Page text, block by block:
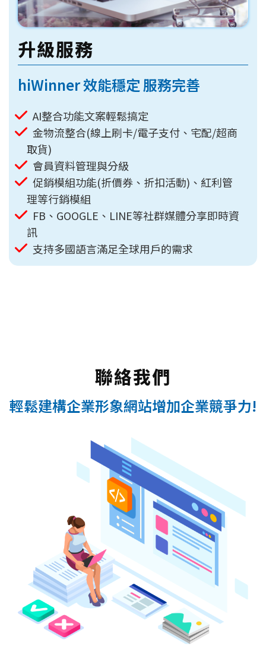
升級服務
hiWinner 效能穩定 服務完善
AI整合功能文案輕鬆搞定
金物流整合(線上刷卡/電子支付、宅配/超商
取貨)
會員資料管理與分級
促銷模組功能(折價券、折扣活動)、紅利管
理等行銷模組
FB、GOOGLE、LINE等社群媒體分享即時資
訊
支持多國語言滿足全球用戶的需求
聯絡我們
輕鬆建構企業形象網站增加企業競爭力!